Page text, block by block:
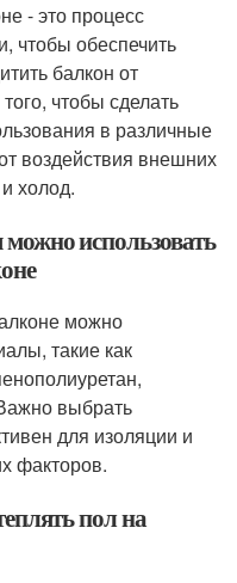
- это процесс
чтобы обеспечить
балкон от
чтобы сделать
в различные
воздействия внешних
холод.
использовать
можно
такие как
выбрать
для изоляции и
факторов.
пол на